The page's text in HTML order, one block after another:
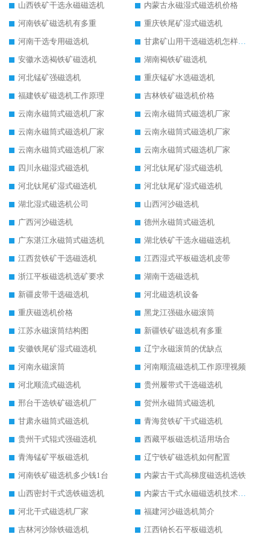
山西铁矿干选永磁磁选机
内蒙古永磁湿式磁选机价格
河南铁矿磁选机有多重
重庆铁尾矿湿式磁选机
河南干选专用磁选机
甘肃矿山用干选磁选机怎样调磁
安徽水选褐铁矿磁选机
湖南褐铁矿磁选机
河北锰矿强磁选机
重庆锰矿水选磁选机
福建铁矿磁选机工作原理
吉林铁矿磁选机价格
云南永磁筒式磁选机厂家
云南永磁筒式磁选机厂家
云南永磁筒式磁选机厂家
云南永磁筒式磁选机厂家
云南永磁筒式磁选机厂家
云南永磁筒式磁选机厂家
四川永磁湿式磁选机
河北钛尾矿湿式磁选机
河北钛尾矿湿式磁选机
河北钛尾矿湿式磁选机
湖北湿式磁选机公司
山西河沙磁选机
广西河沙磁选机
德州永磁筒式磁选机
广东湛江永磁筒式磁选机
湖北铁矿干选永磁磁选机
江西贫铁矿干选磁选机
江西湿式平板磁选机皮带
浙江平板磁选机选矿要求
湖南干选磁选机
新疆皮带干选磁选机
河北磁选机设备
重庆磁选机价格
黑龙江强磁永磁滚筒
江苏永磁滚筒结构图
新疆铁矿磁选机有多重
安徽铁尾矿湿式磁选机
辽宁永磁滚筒的优缺点
河南永磁滚筒
河南顺流磁选机工作原理视频
河北顺流式磁选机
贵州履带式干选磁选机
邢台干选铁矿磁选机厂
贺州永磁筒式磁选机
甘肃永磁筒式磁选机
青海贫铁矿干式磁选机
贵州干式辊式强磁选机
西藏平板磁选机适用场合
青海锰矿平板磁选机
辽宁铁矿磁选机如何配置
河南铁矿磁选机多少钱1台
内蒙古干式高梯度磁选机选铁
山西密封干式选铁磁选机
内蒙古干式永磁磁选机技术要求
河北干式磁选机厂家
福建河沙磁选机简介
吉林河沙除铁磁选机
江西钠长石平板磁选机